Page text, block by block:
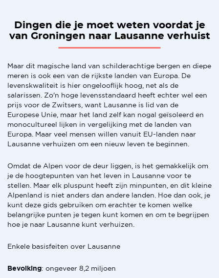
Dingen die je moet weten voordat je
van Groningen naar Lausanne verhuist
Maar dit magische land van schilderachtige bergen en diepe
meren is ook een van de rijkste landen van Europa. De
levenskwaliteit is hier ongelooflijk hoog, net als de
salarissen. Zo'n hoge levensstandaard heeft echter wel een
prijs voor de Zwitsers, want Lausanne is lid van de
Europese Unie, maar het land zelf kan nogal geïsoleerd en
monocultureel lijken in vergelijking met de landen van
Europa. Maar veel mensen willen vanuit EU-landen naar
Lausanne verhuizen om een nieuw leven te beginnen.
Omdat de Alpen voor de deur liggen, is het gemakkelijk om
je de hoogtepunten van het leven in Lausanne voor te
stellen. Maar elk pluspunt heeft zijn minpunten, en dit kleine
Alpenland is niet anders dan andere landen. Hoe dan ook, je
kunt deze gids gebruiken om erachter te komen welke
belangrijke punten je tegen kunt komen en om te begrijpen
hoe je naar Lausanne kunt verhuizen.
Enkele basisfeiten over Lausanne
Bevolking: ongeveer 8,2 miljoen